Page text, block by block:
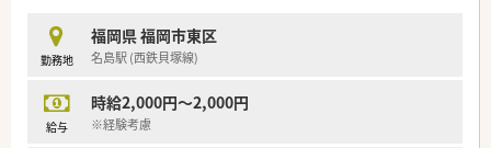
■調剤薬局だけでなく、ドラッグストアや漢方相談薬局も運営し
ています。
■「薬のいらないくらしを提案する薬局」を理念に地域に貢献し
【想定されるキャリアイメージ】
勤務地
福岡県 福岡市東区
名島駅 (西鉄貝塚線)
給与
時給2,000円～2,000円
※経験考慮